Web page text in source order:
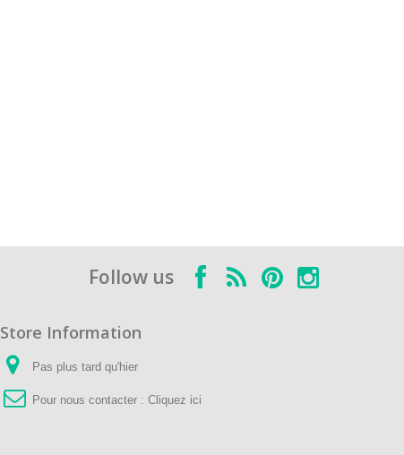
Follow us
Store Information
Pas plus tard qu'hier
Pour nous contacter : Cliquez ici